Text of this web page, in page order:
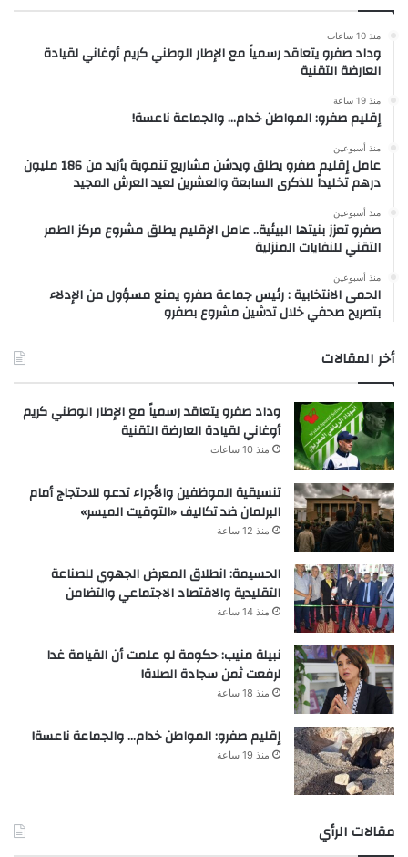
منذ 10 ساعات
وداد صفرو يتعاقد رسمياً مع الإطار الوطني كريم أوغاني لقيادة
العارضة التقنية
منذ 19 ساعة
إقليم صفرو: المواطن خدام… والجماعة ناعسة!
منذ أسبوعين
عامل إقليم صفرو يطلق ويدشن مشاريع تنموية بأزيد من 186 مليون
درهم تخليداً للذكرى السابعة والعشرين لعيد العرش المجيد
منذ أسبوعين
صفرو تعزز بنيتها البيئية.. عامل الإقليم يطلق مشروع مركز الطمر
التقني للنفايات المنزلية
منذ أسبوعين
الحمى الانتخابية : رئيس جماعة صفرو يمنع مسؤول من الإدلاء
بتصريح صحفي خلال تدشين مشروع بصفرو
أخر المقالات
وداد صفرو يتعاقد رسمياً مع الإطار الوطني كريم
أوغاني لقيادة العارضة التقنية
منذ 10 ساعات
تنسيقية الموظفين والأجراء تدعو للاحتجاج أمام
البرلمان ضد تكاليف «التوقيت الميسر»
منذ 12 ساعة
الحسيمة: انطلاق المعرض الجهوي للصناعة
التقليدية والاقتصاد الاجتماعي والتضامن
منذ 14 ساعة
نبيلة منيب: حكومة لو علمت أن القيامة غدا
لرفعت ثمن سجادة الصلاة!
منذ 18 ساعة
إقليم صفرو: المواطن خدام… والجماعة ناعسة!
منذ 19 ساعة
مقالات الرأي